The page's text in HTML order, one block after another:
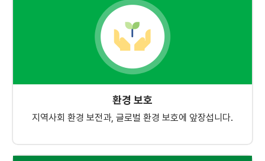
환경 보호
지역사회 환경 보전과, 글로벌 환경 보호에 앞장섭니다.